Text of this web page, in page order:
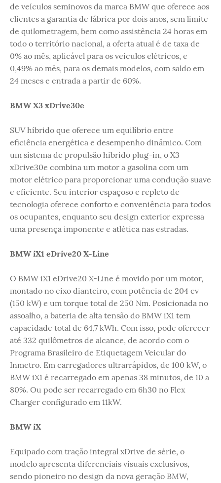
de veículos seminovos da marca BMW que oferece aos
clientes a garantia de fábrica por dois anos, sem limite
de quilometragem, bem como assistência 24 horas em
todo o território nacional, a oferta atual é de taxa de
0% ao mês, aplicável para os veículos elétricos, e
0,49% ao mês, para os demais modelos, com saldo em
24 meses e entrada a partir de 60%.
BMW X3 xDrive30e
SUV híbrido que oferece um equilíbrio entre
eficiência energética e desempenho dinâmico. Com
um sistema de propulsão híbrido plug-in, o X3
xDrive30e combina um motor a gasolina com um
motor elétrico para proporcionar uma condução suave
e eficiente. Seu interior espaçoso e repleto de
tecnologia oferece conforto e conveniência para todos
os ocupantes, enquanto seu design exterior expressa
uma presença imponente e atlética nas estradas.
BMW iX1 eDrive20 X-Line
O BMW iX1 eDrive20 X-Line é movido por um motor,
montado no eixo dianteiro, com potência de 204 cv
(150 kW) e um torque total de 250 Nm. Posicionada no
assoalho, a bateria de alta tensão do BMW iX1 tem
capacidade total de 64,7 kWh. Com isso, pode oferecer
até 332 quilômetros de alcance, de acordo com o
Programa Brasileiro de Etiquetagem Veicular do
Inmetro. Em carregadores ultrarrápidos, de 100 kW, o
BMW iX1 é recarregado em apenas 38 minutos, de 10 a
80%. Ou pode ser recarregado em 6h30 no Flex
Charger configurado em 11kW.
BMW iX
Equipado com tração integral xDrive de série, o
modelo apresenta diferenciais visuais exclusivos,
sendo pioneiro no design da nova geração BMW,